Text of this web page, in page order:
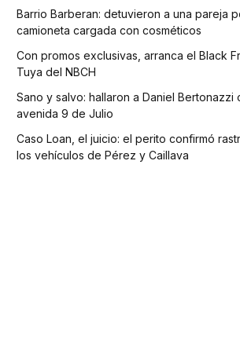
Barrio Barberan: detuvieron a una pareja
camioneta cargada con cosméticos
Con promos exclusivas, arranca el Black
Tuya del NBCH
Sano y salvo: hallaron a Daniel Bertonazzi
avenida 9 de Julio
Caso Loan, el juicio: el perito confirmó
los vehículos de Pérez y Caillava